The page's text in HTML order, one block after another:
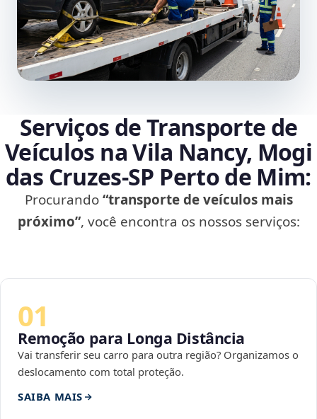
Serviços de Transporte de
Veículos na Vila Nancy, Mogi
das Cruzes‑SP Perto de Mim:
Procurando“transporte de veículos mais
próximo”, você encontra os nossos serviços:
01
Remoção para Longa Distância
Vai transferir seu carro para outra região? Organizamos o
deslocamento com total proteção.
SAIBA MAIS